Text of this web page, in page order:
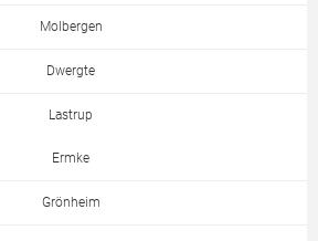
Molbergen
Dwergte
Lastrup
Ermke
Grönheim